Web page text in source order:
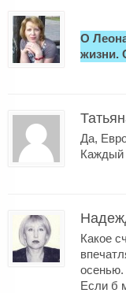
О
жизни.
Да,
Каждый
Какое
осенью.
Если б